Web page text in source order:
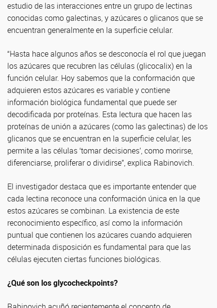
estudio de las interacciones entre un grupo de lectinas
conocidas como galectinas, y azúcares o glicanos que se
encuentran generalmente en la superficie celular.
“Hasta hace algunos años se desconocía el rol que juegan
los azúcares que recubren las células (glicocalix) en la
función celular. Hoy sabemos que la conformación que
adquieren estos azúcares es variable y contiene
información biológica fundamental que puede ser
decodificada por proteínas. Esta lectura que hacen las
proteínas de unión a azúcares (como las galectinas) de los
glicanos que se encuentran en la superficie celular, les
permite a las células ‘tomar decisiones’, como morirse,
diferenciarse, proliferar o dividirse”, explica Rabinovich.
El investigador destaca que es importante entender que
cada lectina reconoce una conformación única en la que
estos azúcares se combinan. La existencia de este
reconocimiento específico, así como la información
puntual que contienen los azúcares cuando adquieren
determinada disposición es fundamental para que las
células ejecuten ciertas funciones biológicas.
¿Qué son los glycocheckpoints?